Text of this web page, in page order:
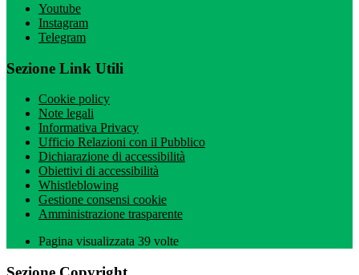
Youtube
Instagram
Telegram
Sezione Link Utili
Cookie policy
Note legali
Informativa Privacy
Ufficio Relazioni con il Pubblico
Dichiarazione di accessibilità
Obiettivi di accessibilità
Whistleblowing
Gestione consensi cookie
Amministrazione trasparente
Pagina visualizzata 39 volte